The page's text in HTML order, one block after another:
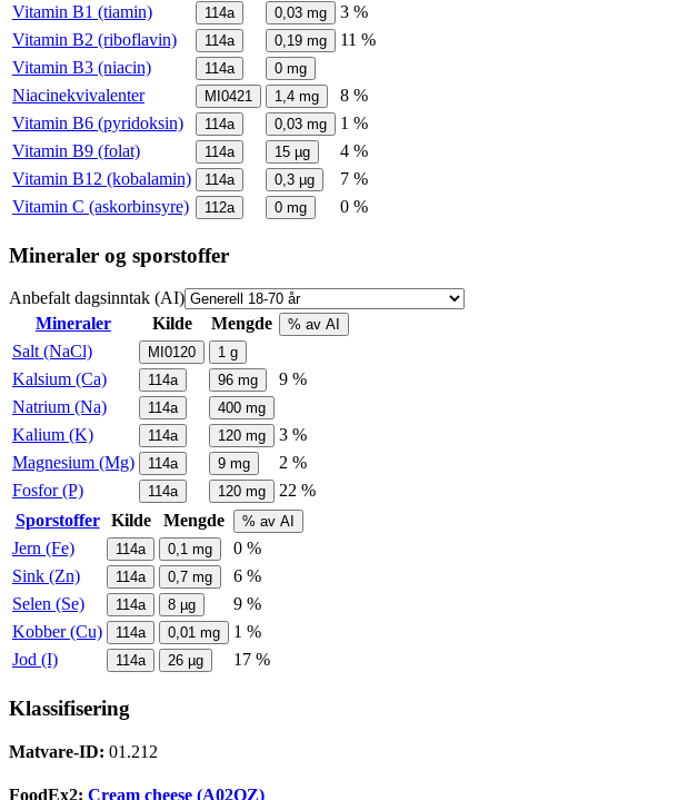
Vitamin B1 (tiamin) 114a 0,03 mg
3 %
Vitamin B2 (riboflavin)
114a 0,19 mg
11 %
Vitamin B3 (niacin)
114a 0 mg
Niacinekvivalenter MI0421 1,4 mg
8 %
Vitamin B6 (pyridoksin)
114a 0,03 mg
1 %
Vitamin B9 (folat)
114a 15 µg
4 %
Vitamin B12 (kobalamin)
114a 0,3 µg
7 %
Vitamin C (askorbinsyre)
112a 0 mg 0 %
Mineraler og sporstoffer
Anbefalt dagsinntak (AI)
Mineraler
Kilde Mengde % av AI
Salt (NaCl) MI0120 1 g
Kalsium (Ca) 114a 96 mg
9 %
Natrium (Na)
114a 400 mg
Kalium (K) 114a 120 mg
3 %
Magnesium (Mg)
114a 9 mg
2 %
Fosfor (P)
114a 120 mg
22 %
Sporstoffer
Kilde Mengde % av AI
Jern (Fe) 114a 0,1 mg
0 %
Sink (Zn)
114a 0,7 mg
6 %
Selen (Se)
114a 8 µg
9 %
Kobber (Cu)
114a 0,01 mg
1 %
Jod (I)
114a 26 µg 17 %
Klassifisering
Matvare-ID: 01.212
FoodEx2: Cream cheese (A02QZ)